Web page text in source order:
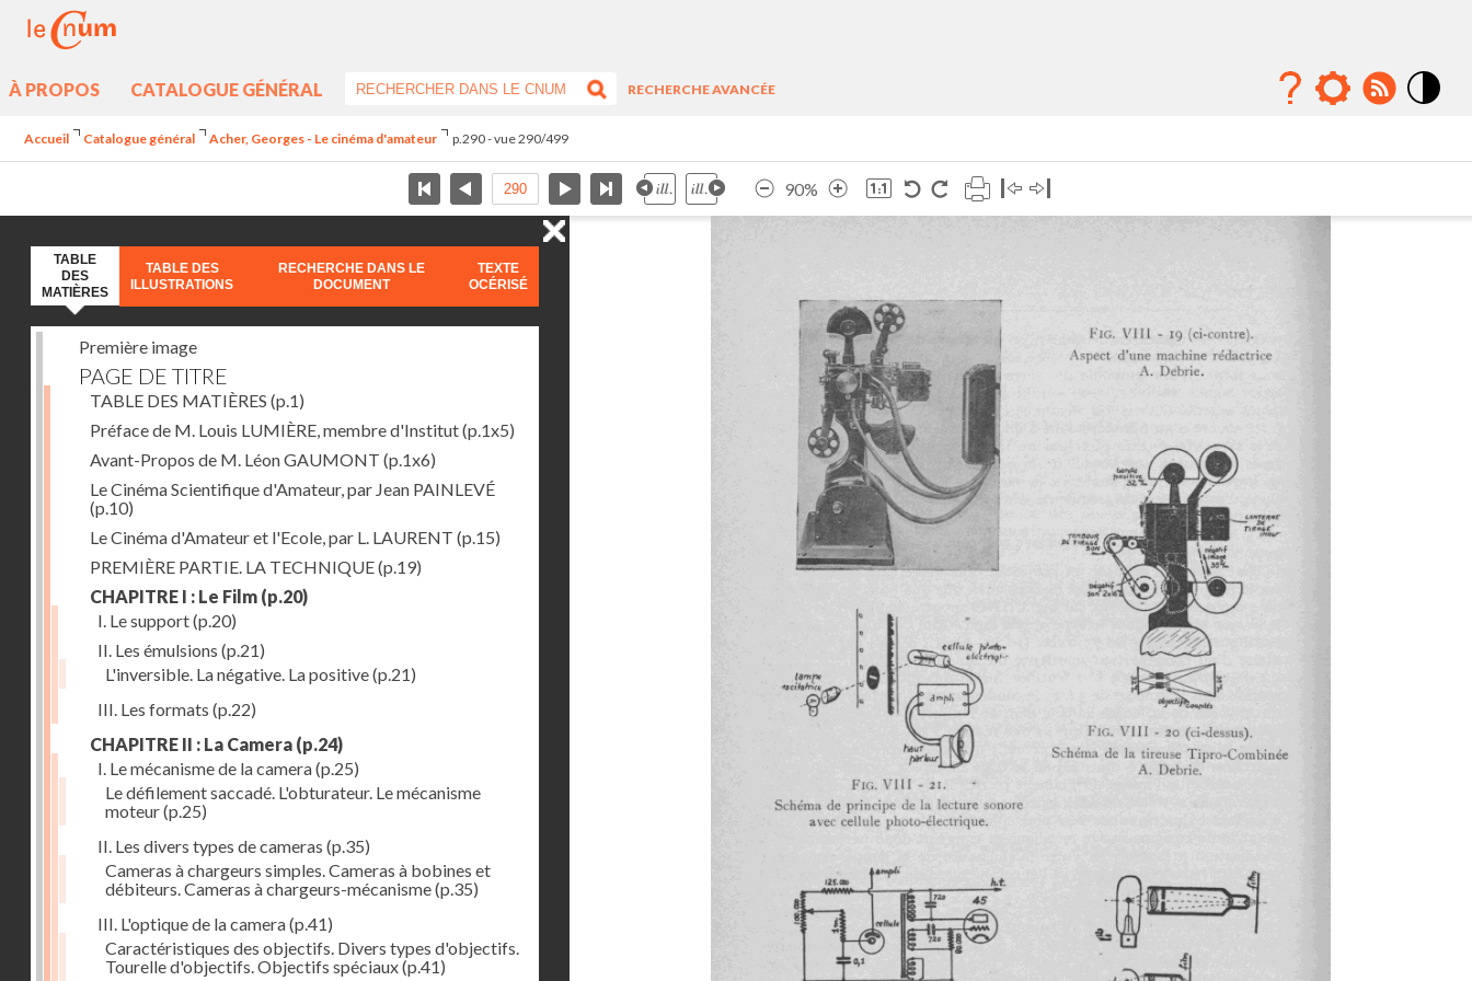
À PROPOS CATALOGUE GÉNÉRAL
RECHERCHE AVANCÉE
Accueil Catalogue général Acher, Georges - Le cinéma d'amateur p.290 - vue 290/499
90%
TABLE
DES
MATIÈRES
TABLE DES
ILLUSTRATIONS
RECHERCHE DANS LE
DOCUMENT
TEXTE
OCÉRISÉ
Première image
PAGE DE TITRE
TABLE DES MATIÈRES (p.1)
Préface de M. Louis LUMIÈRE, membre d'Institut(p.1x5)
Avant-Propos de M. Léon GAUMONT (p.1x6)
Le Cinéma Scientifique d'Amateur, par Jean PAINLEVÉ
(p.10)
Le Cinéma d'Amateur et l'Ecole, par L. LAURENT (p.15)
PREMIÈRE PARTIE. LA TECHNIQUE(p.19)
CHAPITRE I : Le Film (p.20)
I. Le support(p.20)
II. Les émulsions (p.21)
L'inversible. La négative. La positive(p.21)
III. Les formats (p.22)
CHAPITRE II : La Camera (p.24)
I. Le mécanisme de la camera(p.25)
Le défilement saccadé. L'obturateur. Le mécanisme
moteur(p.25)
II. Les divers types de cameras (p.35)
Cameras à chargeurs simples. Cameras à bobines et
débiteurs. Cameras à chargeurs-mécanisme(p.35)
III. L'optique de la camera(p.41)
Caractéristiques des objectifs. Divers types d'objectifs.
Tourelle d'objectifs. Objectifs spéciaux(p.41)